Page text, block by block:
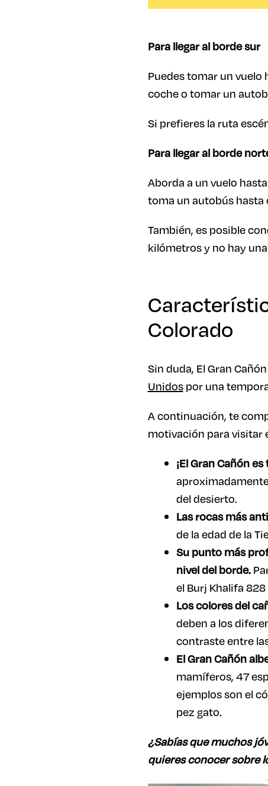
Para llegar al borde sur
Puedes tomar un vuelo
coche o tomar un
Si prefieres la ruta
Para llegar al borde
Aborda a un vuelo
toma un autobús hasta
También, es posible
kilómetros y no hay
Colorado
Sin duda, El Gran
Unidospor una
A continuación, te
motivación para visitar
¡El Gran Cañón
del desierto.
Las rocas más
de la edad de la
Su punto más
nivel del borde.
el Burj Khalifa
Los colores del
deben a los
contraste entre
El Gran Cañón
mamíferos, 47
ejemplos son el
pez gato.
¿Sabías que muchos
quieres conocer sobre